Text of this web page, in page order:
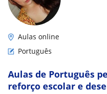
Aulas online
Português
Aulas de Português
reforço escolar e